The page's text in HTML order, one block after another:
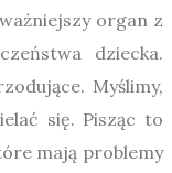
organ z
dziecka.
Myślimy,
się. Pisząc to
mają problemy